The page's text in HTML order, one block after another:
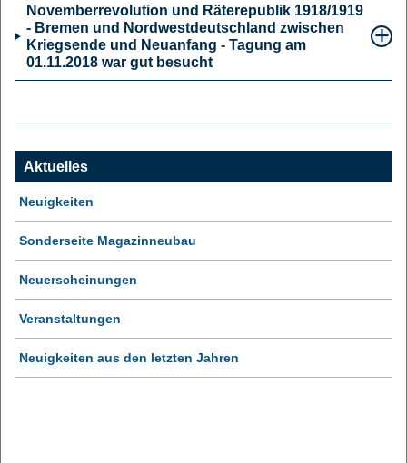
Novemberrevolution und Räterepublik 1918/1919
- Bremen und Nordwestdeutschland zwischen
Kriegsende und Neuanfang - Tagung am
01.11.2018 war gut besucht
Aktuelles
Neuigkeiten
Sonderseite Magazinneubau
Neuerscheinungen
Veranstaltungen
Neuigkeiten aus den letzten Jahren